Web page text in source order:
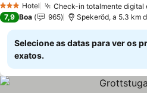
3 EstrelasHotel Check-in totalmente digital
7,9 Boa 965 Spekeröd, a 5.3 km
Selecione as datas para ver os
exatos.